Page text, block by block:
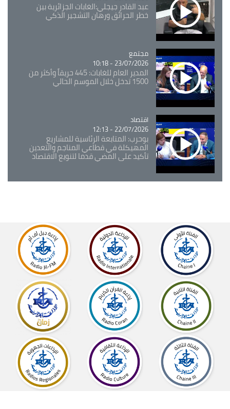
عبد القادر جيجلي:الغابات الجزائرية بين
خطر الحرائق ورهان التشجير الذكي
Catégorie
مجتمع
23/07/2026 - 10:18
المدير العام للغابات: 445 حريقاً وأكثر من
1500 تدخل خلال الموسم الحالي
Catégorie
اقتصاد
22/07/2026 - 12:13
بوحرب: المتابعة الرئاسية للمشاريع
المهيكلة في قطاعي المناجم والتعدين
تأكيد على المضي قدما لتنويع الاقتصاد